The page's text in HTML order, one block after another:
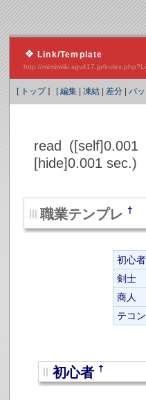
Link/Template
http://mimirwiki.sgv417.jp/
[ トップ] [編集 凍結 差分 バ
read
[hide]0.001 sec.)
職業テンプレ †
初心者
剣士
商人
テコ
初心者 †